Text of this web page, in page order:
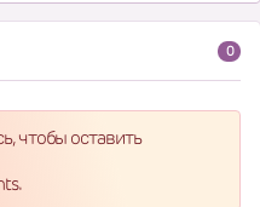
0
чтобы оставить